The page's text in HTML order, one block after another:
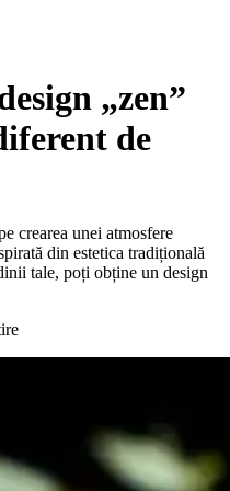
„zen”
de
crearea unei atmosfere
din estetica tradițională
tale, poți obține un design